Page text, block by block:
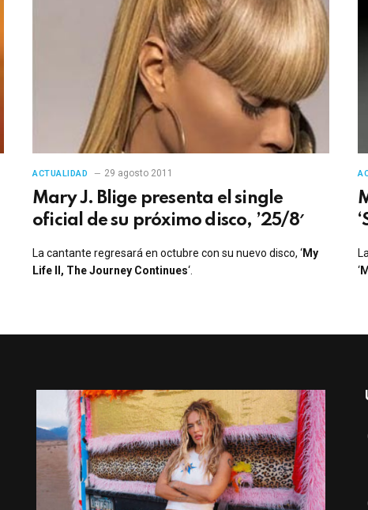
ACTUALIDAD 29 agosto 2011
Mary J. Blige presenta el single
oficial de su próximo disco, ’25/8′
La cantante regresará en octubre con su nuevo disco, ‘My
Life II, The Journey Continues‘.
‘